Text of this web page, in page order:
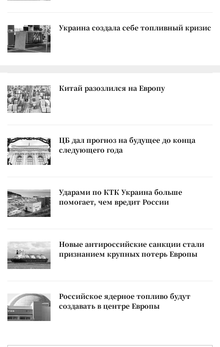
Украина создала себе топливный кризис
Китай разозлился на Европу
ЦБ дал прогноз на будущее до конца
следующего года
Ударами по КТК Украина больше
помогает, чем вредит России
Новые антироссийские санкции стали
признанием крупных потерь Европы
Российское ядерное топливо будут
создавать в центре Европы